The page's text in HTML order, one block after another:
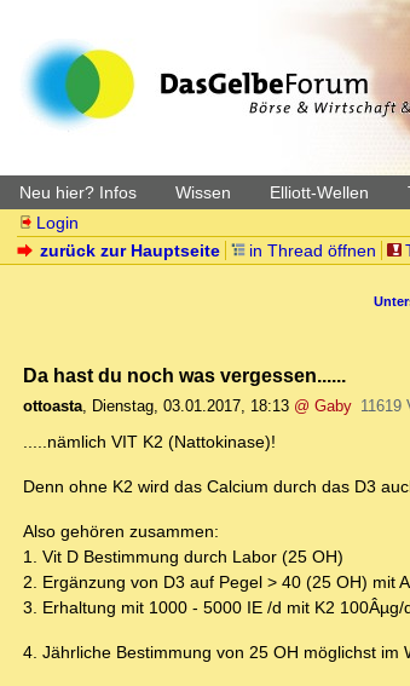
Neu hier? Infos Wissen Elliott-Wellen
Login
zurück zur Hauptseite
in Thread öffnen
Da hast du noch was vergessen......
ottoasta, Dienstag, 03.01.2017, 18:13 @ Gaby 11619
.....nämlich VIT K2 (Nattokinase)!
Denn ohne K2 wird das Calcium durch das D3
Also gehören zusammen:
1. Vit D Bestimmung durch Labor (25 OH)
2. Ergänzung von D3 auf Pegel > 40 (25 OH) mit
3. Erhaltung mit 1000 - 5000 IE /d mit K2 100Âµg/
4. Jährliche Bestimmung von 25 OH möglichst im